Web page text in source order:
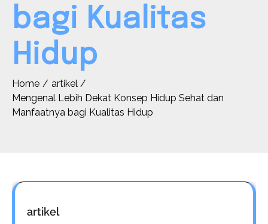
bagi Kualitas
Hidup
Home
artikel
Mengenal Lebih Dekat Konsep Hidup Sehat dan
Manfaatnya bagi Kualitas Hidup
artikel